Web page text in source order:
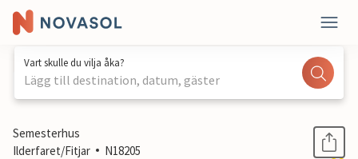
Vart skulle du vilja åka?
Lägg till destination, datum, gäster
1 / 13
Semesterhus
Ilderfaret/Fitjar
N18205